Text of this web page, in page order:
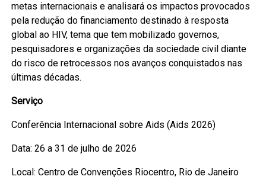
metas internacionais e analisará os impactos provocados
pela redução do financiamento destinado à resposta
global ao HIV, tema que tem mobilizado governos,
pesquisadores e organizações da sociedade civil diante
do risco de retrocessos nos avanços conquistados nas
últimas décadas.
Serviço
Conferência Internacional sobre Aids (Aids 2026)
Data: 26 a 31 de julho de 2026
Local: Centro de Convenções Riocentro, Rio de Janeiro